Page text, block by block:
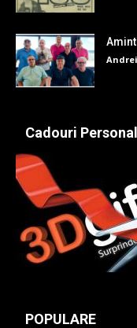
Cadouri
POPULARE